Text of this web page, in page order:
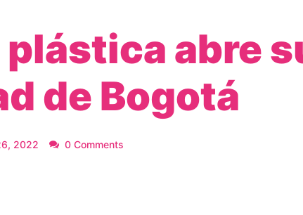
plástica abre
de Bogotá
2022 0 Comments